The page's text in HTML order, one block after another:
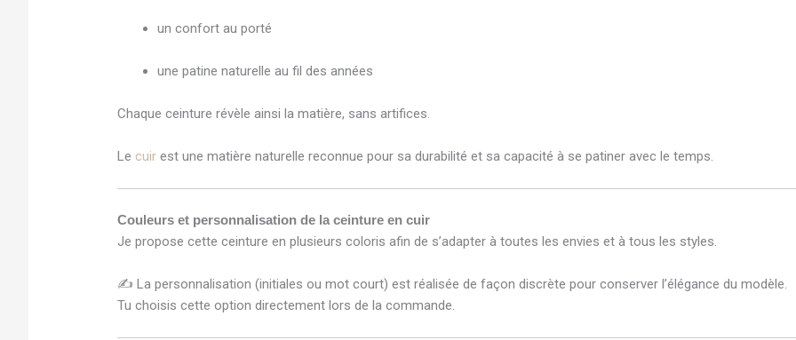
un confort au porté
une patine naturelle au fil des années
Chaque ceinture révèle ainsi la matière, sans artifices.
Le cuir est une matière naturelle reconnue pour sa durabilité et sa capacité à se patiner avec le temps.
Couleurs et personnalisation de la ceinture en cuir
Je propose cette ceinture en plusieurs coloris afin de s’adapter à toutes les envies et à tous les styles.
✍️ La personnalisation (initiales ou mot court) est réalisée de façon discrète pour conserver l’élégance du modèle.
Tu choisis cette option directement lors de la commande.